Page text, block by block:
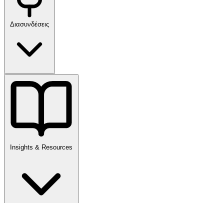
Διασυνδέσεις
Insights & Resources